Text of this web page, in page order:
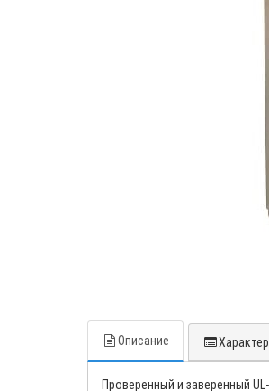
Описание
Проверенный и заверенный